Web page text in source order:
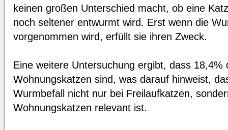
keinen großen Unterschied macht, ob eine
noch seltener entwurmt wird. Erst wenn die
vorgenommen wird, erfüllt sie ihren Zweck.
Eine weitere Untersuchung ergibt, dass
Wohnungskatzen sind, was darauf hinweist,
Wurmbefall nicht nur bei Freilaufkatzen,
Wohnungskatzen relevant ist.